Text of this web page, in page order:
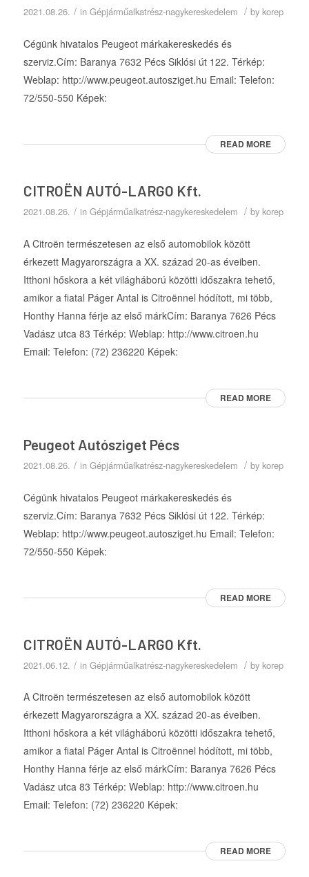
2021.08.26. / in Gépjárműalkatrész-nagykereskedelem / by korep
Cégünk hivatalos Peugeot márkakereskedés és
szerviz.Cím: Baranya 7632 Pécs Siklósi út 122. Térkép:
Weblap: http://www.peugeot.autosziget.hu Email: Telefon:
72/550-550 Képek:
READ MORE
CITROËN AUTÓ-LARGO Kft.
2021.08.26. / in Gépjárműalkatrész-nagykereskedelem / by korep
A Citroën természetesen az első automobilok között
érkezett Magyarországra a XX. század 20-as éveiben.
Itthoni hőskora a két világháború közötti időszakra tehető,
amikor a fiatal Páger Antal is Citroënnel hódított, mi több,
Honthy Hanna férje az első márkCím: Baranya 7626 Pécs
Vadász utca 83 Térkép: Weblap: http://www.citroen.hu
Email: Telefon: (72) 236220 Képek:
READ MORE
Peugeot Autósziget Pécs
2021.08.26. / in Gépjárműalkatrész-nagykereskedelem / by korep
Cégünk hivatalos Peugeot márkakereskedés és
szerviz.Cím: Baranya 7632 Pécs Siklósi út 122. Térkép:
Weblap: http://www.peugeot.autosziget.hu Email: Telefon:
72/550-550 Képek:
READ MORE
CITROËN AUTÓ-LARGO Kft.
2021.06.12. / in Gépjárműalkatrész-nagykereskedelem / by korep
A Citroën természetesen az első automobilok között
érkezett Magyarországra a XX. század 20-as éveiben.
Itthoni hőskora a két világháború közötti időszakra tehető,
amikor a fiatal Páger Antal is Citroënnel hódított, mi több,
Honthy Hanna férje az első márkCím: Baranya 7626 Pécs
Vadász utca 83 Térkép: Weblap: http://www.citroen.hu
Email: Telefon: (72) 236220 Képek:
READ MORE